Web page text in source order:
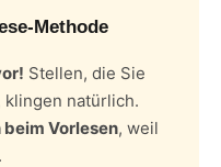
Methode
Stellen, die Sie
klingen natürlich.
Vorlesen, weil